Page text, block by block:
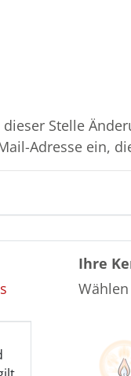
Stelle
Adresse ein,
Ihre